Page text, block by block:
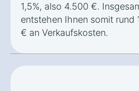
1,5%, also 4.500 €.
entstehen Ihnen somit rund
€ an Verkaufskosten.